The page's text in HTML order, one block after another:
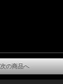
次の商品へ